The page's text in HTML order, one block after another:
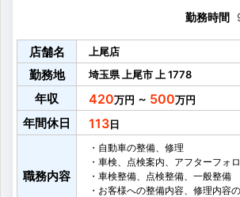
勤務時間
店舗名 上尾店
勤務地 埼玉県 上尾市 上 1778
年収 420 ～ 500
年間休日 113
職務内容
・自動車の整備、修理
・車検、点検案内、アフターフォ
・車検整備、点検整備、一般整備
・お客様への整備内容、修理内容